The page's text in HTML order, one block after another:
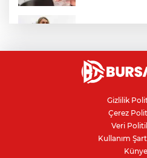
Zorunlu trafik
açıklandı
Bursa’da 700
yaşatılıyor
Gizlilik
Çerez
Veri
Kullanım
Künye